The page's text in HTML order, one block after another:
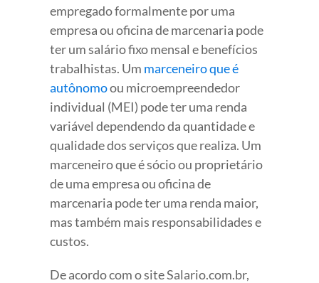
empregado formalmente por uma
empresa ou oficina de marcenaria pode
ter um salário fixo mensal e benefícios
trabalhistas. Um marceneiro que é
autônomoou microempreendedor
individual (MEI) pode ter uma renda
variável dependendo da quantidade e
qualidade dos serviços que realiza. Um
marceneiro que é sócio ou proprietário
de uma empresa ou oficina de
marcenaria pode ter uma renda maior,
mas também mais responsabilidades e
custos.
De acordo com o site Salario.com.br,